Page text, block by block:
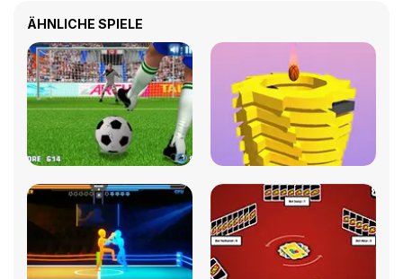
ÄHNLICHE SPIELE